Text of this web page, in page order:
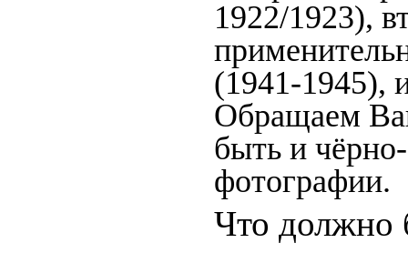
1922/1923),
(1941-1945),
Обращаем
быть и
фотографии.
Что должно